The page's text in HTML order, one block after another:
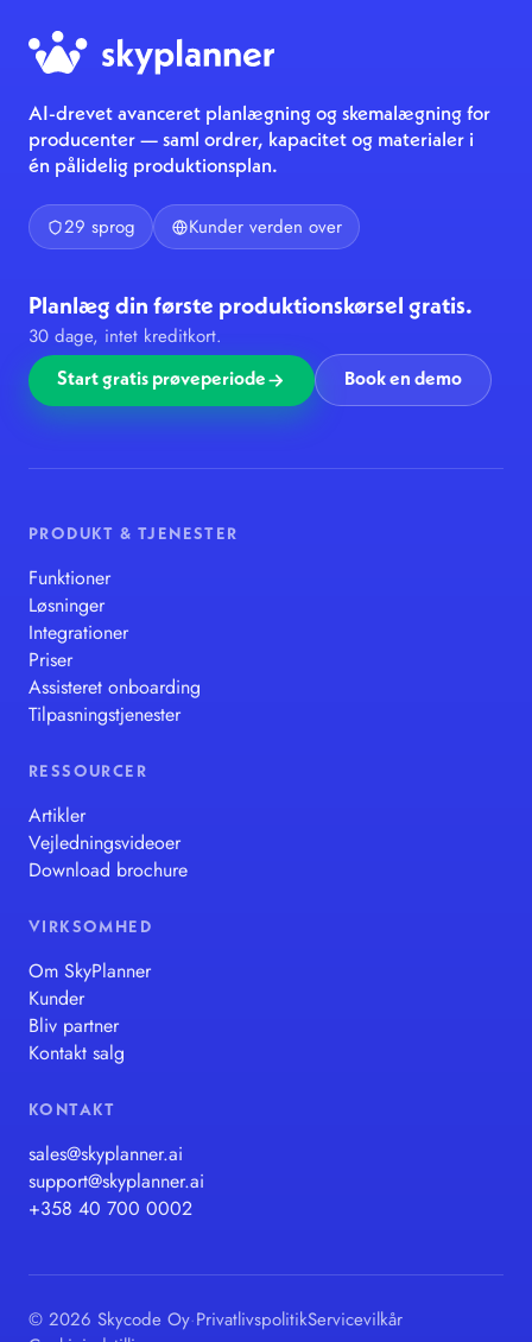
AI-drevet avanceret planlægning og skemalægning for
producenter — saml ordrer, kapacitet og materialer i
én pålidelig produktionsplan.
29 sprog Kunder verden over
Planlæg din første produktionskørsel gratis.
30 dage, intet kreditkort.
Start gratis prøveperiode Book en demo
PRODUKT & TJENESTER
Funktioner
Løsninger
Integrationer
Priser
Assisteret onboarding
Tilpasningstjenester
RESSOURCER
Artikler
Vejledningsvideoer
Download brochure
VIRKSOMHED
Om SkyPlanner
Kunder
Bliv partner
Kontakt salg
KONTAKT
sales@skyplanner.ai
support@skyplanner.ai
+358 40 700 0002
© 2026 Skycode Oy·PrivatlivspolitikServicevilkår